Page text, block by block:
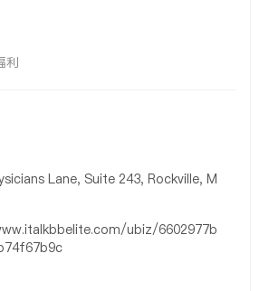
利
Lane, Suite 243, Rockville, M
ubiz/6602977b